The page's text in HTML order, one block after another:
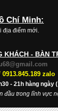
Chí Minh:
địa điểm mới.
KHÁCH - BÀN
0913.845.189 zalo
- 21h hàng ngày
đầu trong lĩnh vực